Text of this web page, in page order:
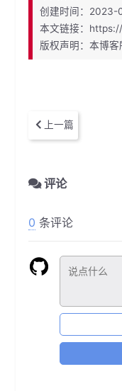
创建时间：2023-
本文链接：
版权声明：本博
上一篇
评论
0 条评论